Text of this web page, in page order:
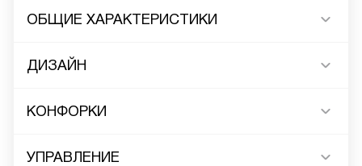
ОБЩИЕ ХАРАКТЕРИСТИКИ
ДИЗАЙН
КОНФОРКИ
УПРАВЛЕНИЕ